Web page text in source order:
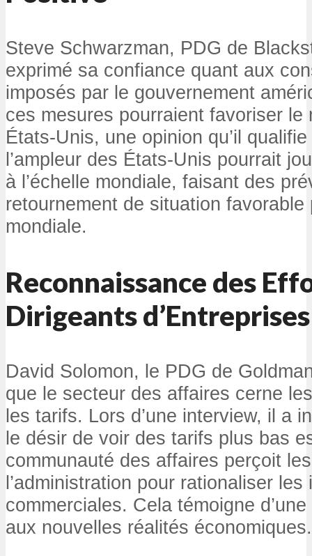
Steve Schwarzman, PDG de
exprimé sa confiance quant aux
imposés par le gouvernement
ces mesures pourraient favoriser le
États-Unis, une opinion qu’il
l’ampleur des États-Unis pourrait
à l’échelle mondiale, faisant des
retournement de situation favorable
mondiale.
Reconnaissance des
Dirigeants d’Entreprises
David Solomon, le PDG de
que le secteur des affaires cerne
les tarifs. Lors d’une interview, il a
le désir de voir des tarifs plus bas
communauté des affaires perçoit
l’administration pour rationaliser les
commerciales. Cela témoigne
aux nouvelles réalités économiques.